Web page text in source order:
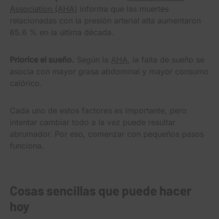
Association (AHA) informa que las muertes
relacionadas con la presión arterial alta aumentaron
65.6 % en la última década.
Priorice el sueño. Según la AHA , la falta de sueño se
asocia con mayor grasa abdominal y mayor consumo
calórico.
Cada uno de estos factores es importante, pero
intentar cambiar todo a la vez puede resultar
abrumador. Por eso, comenzar con pequeños pasos
funciona.
Cosas sencillas que puede hacer
hoy